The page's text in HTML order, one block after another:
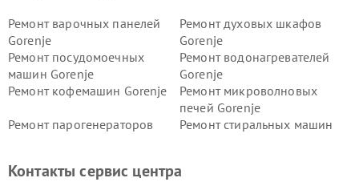
Ремонт варочных панелей
Gorenje
Ремонт духовых шкафов
Gorenje
Ремонт посудомоечных
машин Gorenje
Ремонт водонагревателей
Gorenje
Ремонт кофемашин Gorenje
Ремонт микроволновых
печей Gorenje
Ремонт парогенераторов
Ремонт стиральных машин
Контакты сервис центра